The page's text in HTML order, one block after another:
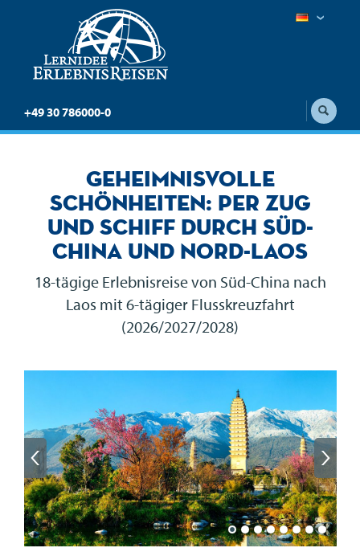
+49 30 786000-0
Geheimnisvolle
Schönheiten: Per Zug
und Schiff durch Süd-
China und Nord-Laos
18-tägige Erlebnisreise von Süd-China nach
Laos mit 6-tägiger Flusskreuzfahrt
(2026/2027/2028)